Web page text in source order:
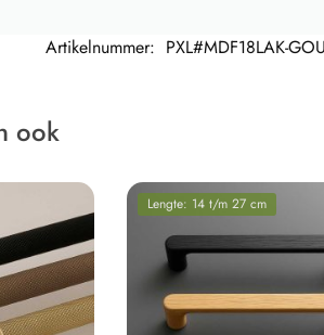
Artikelnummer: PXL#MDF18LAK-
ook
Lengte: 14 t/m 27 cm